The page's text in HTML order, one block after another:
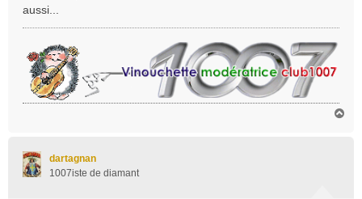
g
e
aussi...
dartagnan
1007iste de diamant